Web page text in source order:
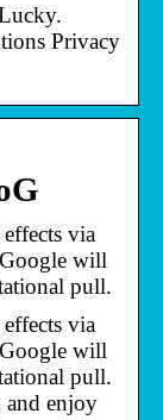
Privacy
via
will
pull.
via
will
pull.
and enjoy